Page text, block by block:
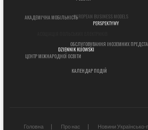
DZIENNIK KIJOWSKI
АКАДЕМІЧНА МОБІЛЬНІСТЬ
ЦЕНТР МІЖНАРОДНОЇ ОСВІТИ
КАЛЕНДАР ПОДІЙ
ОБСЛУГОВУВАННЯ ІНОЗЕМНИХ
АСОЦІАЦІЯ ПОЛЬСЬКИХ ЕЛЕКТРИКІВ
Головна Про нас Новини Українсько-